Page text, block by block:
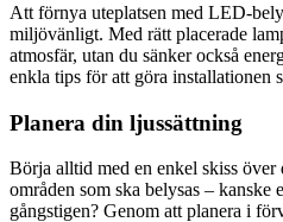
Att förnya uteplatsen med LED-
miljövänligt. Med rätt placerade
atmosfär, utan du sänker också
enkla tips för att göra installationen
Planera din ljussättning
Börja alltid med en enkel skiss
områden som ska belysas – kanske
gångstigen? Genom att planera i